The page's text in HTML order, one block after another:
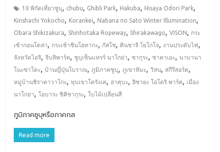
10 พิกัดเที่ยวชูบุ, chubu, Ghibli Park, Hakuba, Hisaya Odori Park,
Kinshachi Yokocho, Korankei, Nabana no Sato Winter Illumination,
Obara Shikizakura, Shinhotaka Ropeway, Shirakawago,VISON , กระ
เช้ากอนโดล่า, กระเช้าชินโฮทากะ, กัสโช, คินชาจิ โยโกโจ, งานประดับไฟ ,
จังหวัดไอจิ,จิบลิพาร์ค, ชูบุเซ็นแทรร์ นาโกย่า,ซากุระ,ซาคาเอะ,นาบานา
โนะซาโตะ,บ้านญี่ปุ่นโบราณ,ภูมิภาคชูบุ,ภูเขาหิมะ,วิสน, สกีรีสอร์ต,
หมู่บ้านชิราคาวาโกะ,หุบเขาโครังเค, ฮาคุบะ,ฮิซายะ โอโดริ พาร์ค, เมือง
นาโกย่า,โอบาระ ชิคิซากุระ,ใบไม้เปลี่ยนสี
ภูมิภาคชูบุหรือภาคกล
Read more